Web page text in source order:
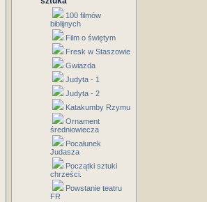
100 filmów
biblijnych
Film o świętym
Fresk w Staszowie
Gwiazda
Judyta - 1
Judyta - 2
Katakumby Rzymu
Ornament
średniowiecza
Pocałunek
Judasza
Początki sztuki
chrześci.
Powstanie teatru
FR